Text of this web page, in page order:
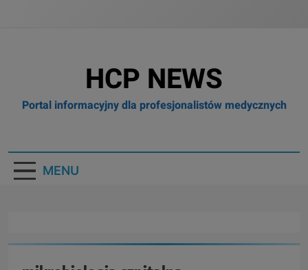
HCP NEWS
Portal informacyjny dla profesjonalistów medycznych
MENU
MEDYCYNA